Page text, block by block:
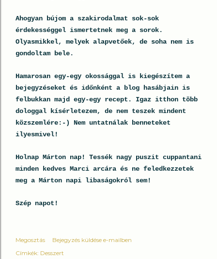
Ahogyan bújom a szakirodalmat sok-sok
érdekességgel ismertetnek meg a sorok.
Olyasmikkel, melyek alapvetőek, de soha nem is
gondoltam bele.
Hamarosan egy-egy okossággal is kiegészítem a
bejegyzéseket és időnként a blog hasábjain is
felbukkan majd egy-egy recept. Igaz itthon több
dologgal kísérletezem, de nem teszek mindent
közszemlére:-) Nem untatnálak benneteket
ilyesmivel!
Holnap Márton nap! Tessék nagy puszit cuppantani
minden kedves Marci arcára és ne feledkezzetek
meg a Márton napi libaságokról sem!
Szép napot!
Megosztás
Bejegyzés küldése e-mailben
Címkék: Desszert